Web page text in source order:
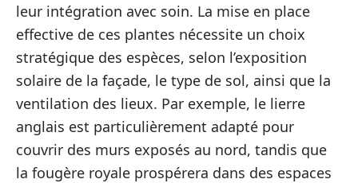
leur intégration avec soin. La mise en place
effective de ces plantes nécessite un choix
stratégique des espèces, selon l’exposition
solaire de la façade, le type de sol, ainsi que la
ventilation des lieux. Par exemple, le lierre
anglais est particulièrement adapté pour
couvrir des murs exposés au nord, tandis que
la fougère royale prospérera dans des espaces